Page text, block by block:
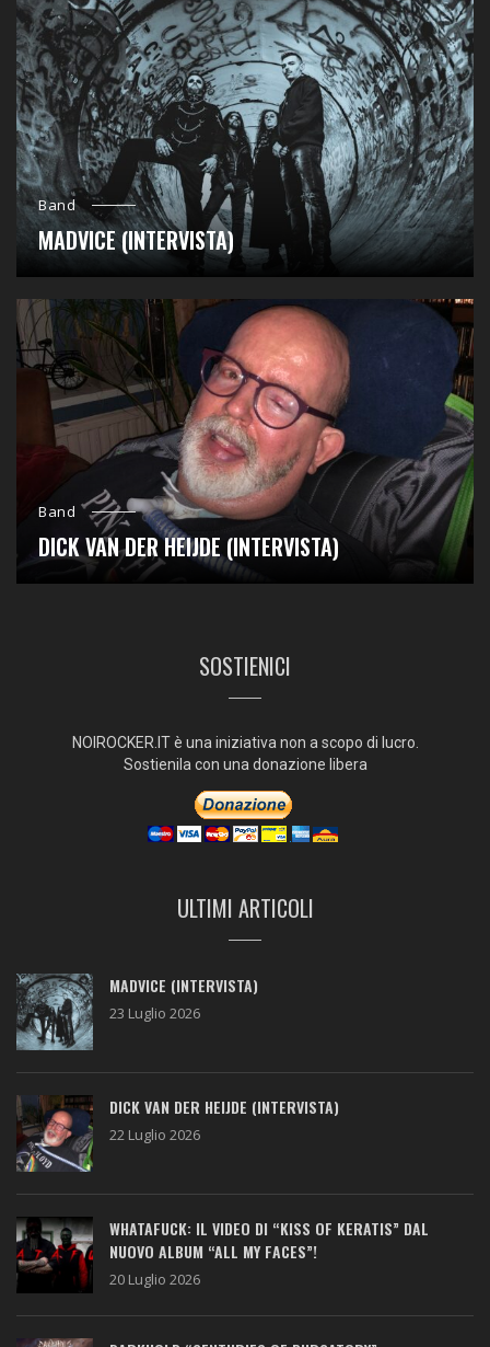
Band
MADVICE (INTERVISTA)
Band
DICK VAN DER HEIJDE (INTERVISTA)
SOSTIENICI
NOIROCKER.IT è una iniziativa non a scopo di lucro.
Sostienila con una donazione libera
ULTIMI ARTICOLI
MADVICE (INTERVISTA)
23 Luglio 2026
DICK VAN DER HEIJDE (INTERVISTA)
22 Luglio 2026
WHATAFUCK: IL VIDEO DI “KISS OF KERATIS” DAL
NUOVO ALBUM “ALL MY FACES”!
20 Luglio 2026